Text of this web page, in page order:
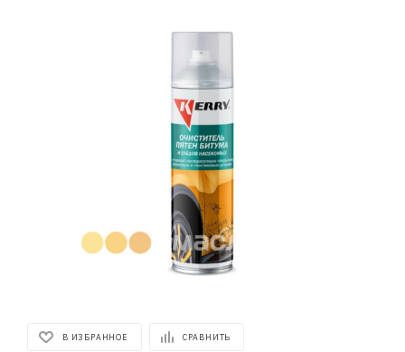
В ИЗБРАННОЕ СРАВНИТЬ